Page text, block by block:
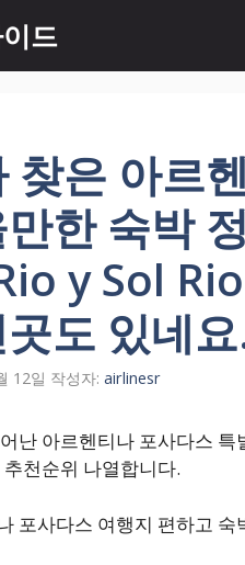
드
찾은 아르
한 숙박
y Sol
도 있네
12일 작성자: airlinesr
난 아르헨티나 포사다스
천순위 나열합니다.
포사다스 여행지 편하고